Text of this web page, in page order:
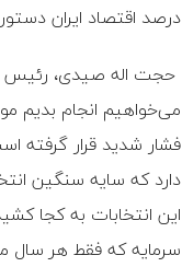
درصد اقتصاد ایران
حجت اله صیدی، رئیس
می‌خواهیم انجام بدیم
دارد که سایه سنگین
این انتخابات به کجا
سرمایه که فقط هر سال